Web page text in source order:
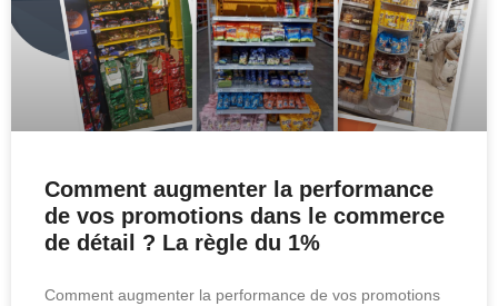
Comment augmenter la performance
de vos promotions dans le commerce
de détail ? La règle du 1%
Comment augmenter la performance de vos promotions